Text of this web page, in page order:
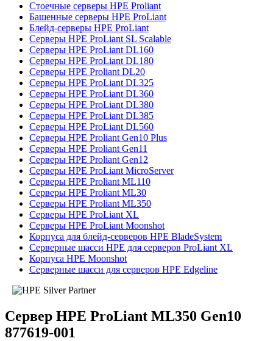
Стоечные серверы HPE Proliant
Башенные серверы HPE ProLiant
Блейд-серверы HPE ProLiant
Серверы HPE ProLiant SL Scalable
Серверы HPE ProLiant DL160
Серверы HPE ProLiant DL180
Серверы HPE Proliant DL20
Серверы HPE ProLiant DL325
Серверы HPE ProLiant DL360
Серверы HPE ProLiant DL380
Серверы HPE ProLiant DL385
Серверы HPE ProLiant DL560
Серверы HPE Proliant Gen10 Plus
Серверы HPE Proliant Gen11
Серверы HPE Proliant Gen12
Серверы HPE ProLiant MicroServer
Серверы HPE Proliant ML110
Серверы HPE Proliant ML30
Серверы HPE Proliant ML350
Серверы HPE ProLiant XL
Серверы HPE ProLiant Moonshot
Корпуса для блейд-серверов HPE BladeSystem
Серверные шасси HPE для серверов ProLiant XL
Корпуса HPE Moonshot
Серверные шасси для серверов HPE Edgeline
Сервер HPE ProLiant ML350 Gen10
877619-001